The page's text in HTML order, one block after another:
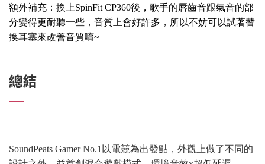
額外補充：換上SpinFit CP360後，歌手的唇齒音跟氣音的部
分變得更耐聽一些，音質上會好許多，所以不妨可以試著替
換耳塞來改善音質唷~
總結
SoundPeats Gamer No.1以電競為出發點，外觀上做了不同的